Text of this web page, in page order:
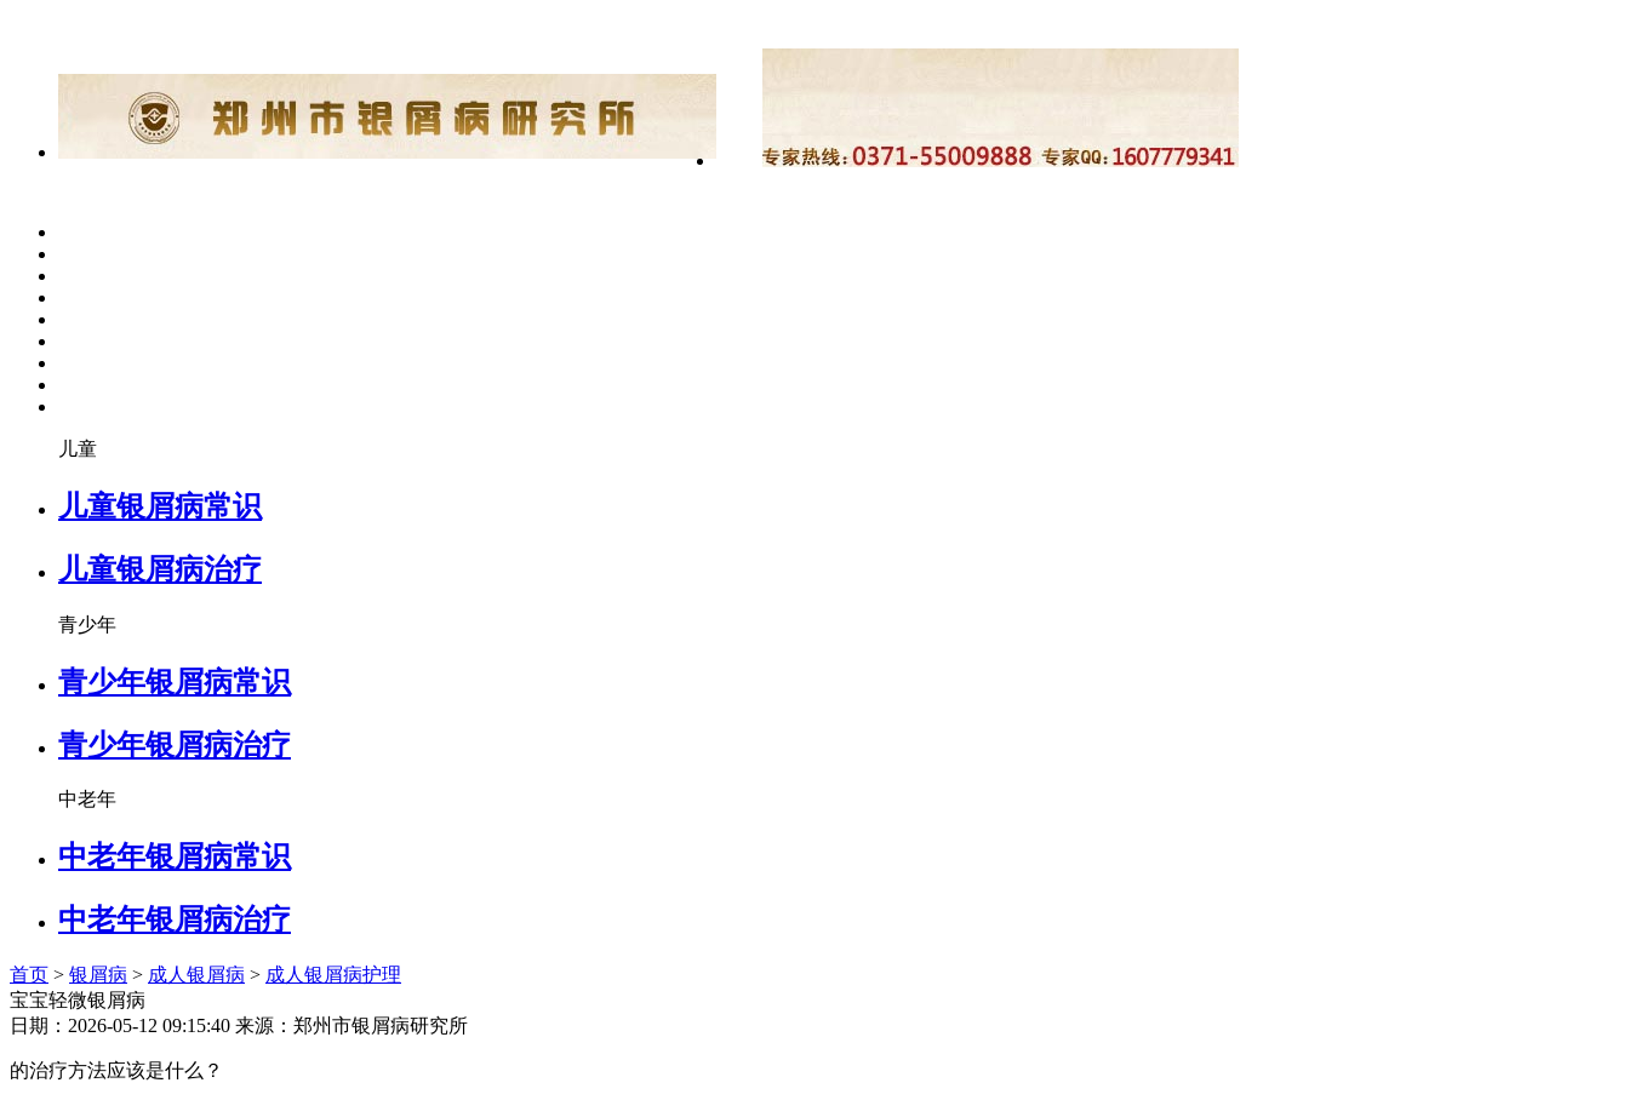
儿童
儿童银屑病常识
儿童银屑病治疗
青少年
青少年银屑病常识
青少年银屑病治疗
中老年
中老年银屑病常识
中老年银屑病治疗
首页 > 银屑病 > 成人银屑病 > 成人银屑病护理
宝宝轻微银屑病
日期：2026-05-12 09:15:40 来源：郑州市银屑病研究所
的治疗方法应该是什么？